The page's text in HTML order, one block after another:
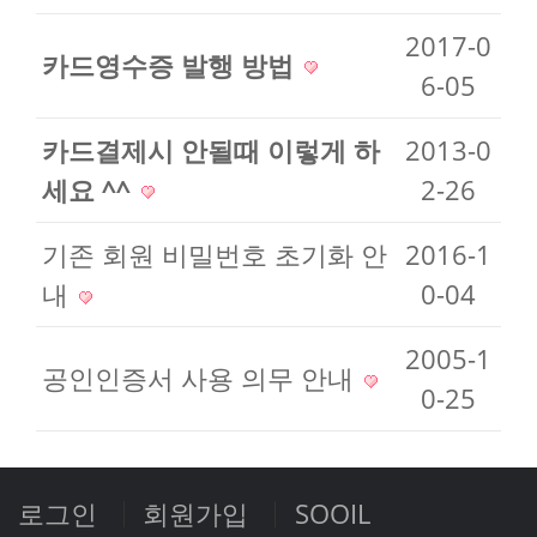
카드영수증 발행 방법
2017-0
6-05
카드결제시 안될때 이렇게 하
세요 ^^
2013-0
2-26
기존 회원 비밀번호 초기화 안
내
2016-1
0-04
공인인증서 사용 의무 안내
2005-1
0-25
로그인 회원가입 SOOIL